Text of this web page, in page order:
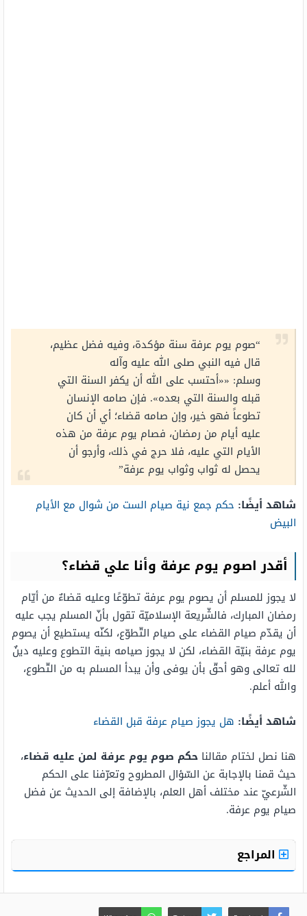
“صوم يوم عرفة سنة مؤكدة، وفيه فضل عظيم،
قال فيه النبي صلى الله عليه وآله
وسلم: ««أحتسب على الله أن يكفر السنة التي
قبله والسنة التي بعده». فإن صامه الإنسان
تطوعاً فهو خير، وإن صامه قضاء؛ أي أن كان
عليه أيام من رمضان، فصام يوم عرفة من هذه
الأيام التي عليه، فلا حرج في ذلك، وأرجو أن
يحصل له ثواب وثواب يوم عرفة”
شاهد أيضًا: حكم جمع نية صيام الست من شوال مع الأيام
البيض
أقدر اصوم يوم عرفة وأنا علي قضاء؟
لا يجوز للمسلم أن يصوم يوم عرفة تطوّعًا وعليه قضاءٌ من أيّام
رمضان المبارك، فالشّريعة الإسلاميّة تقول بأنّ المسلم يجب عليه
أن يقدّم صيام القضاء على صيام التّطوّع، لكنّه يستطيع أن يصوم
يوم عرفة بنيّة القضاء، لكن لا يجوز صيامه بنية التطوع وعليه دينٌ
لله تعالى وهو أحقّ بأن يوفى وأن يبدأ المسلم به من التّطوع،
والله أعلم.
شاهد أيضًا: هل يجوز صيام عرفة قبل القضاء
هنا نصل لختام مقالنا حكم صوم يوم عرفة لمن عليه قضاء،
حيث قمنا بالإجابة عن السّؤال المطروح وتعرّفنا على الحكم
الشّرعيّ عند مختلف أهل العلم، بالإضافة إلى الحديث عن فضل
صيام يوم عرفة.
المراجع